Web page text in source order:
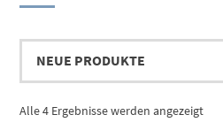
Alle 4 Ergebnisse werden angezeigtNach